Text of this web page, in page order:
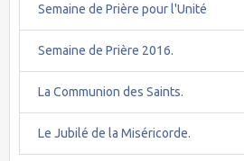
Semaine de Prière pour l'Unité
Semaine de Prière 2016.
La Communion des Saints.
Le Jubilé de la Miséricorde.